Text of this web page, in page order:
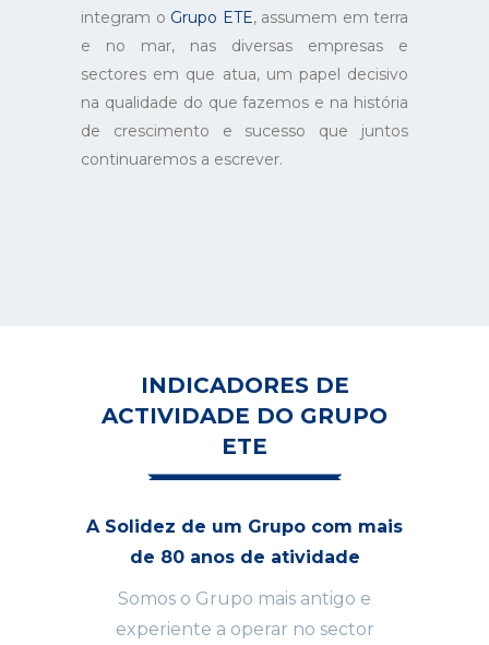
integram o Grupo ETE, assumem em terra
e no mar, nas diversas empresas e
sectores em que atua, um papel decisivo
na qualidade do que fazemos e na história
de crescimento e sucesso que juntos
continuaremos a escrever.
INDICADORES DE
ACTIVIDADE DO GRUPO
ETE
A Solidez de um Grupo com mais
de 80 anos de atividade
Somos o Grupo mais antigo e
experiente a operar no sector